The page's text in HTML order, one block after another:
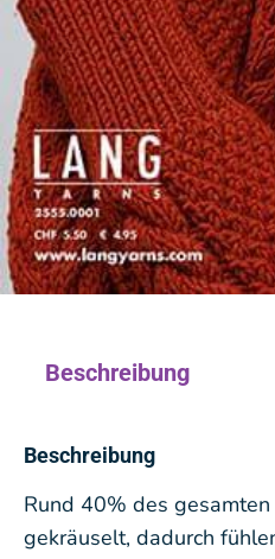
Beschreibung
Beschreibung
Rund 40% des
gekräuselt, dadurch